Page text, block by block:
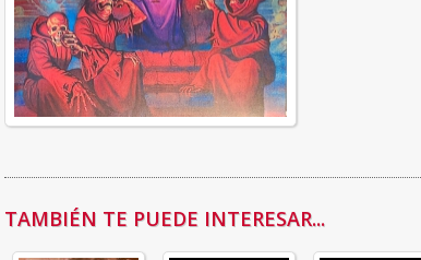
TAMBIÉN TE PUEDE INTERESAR...